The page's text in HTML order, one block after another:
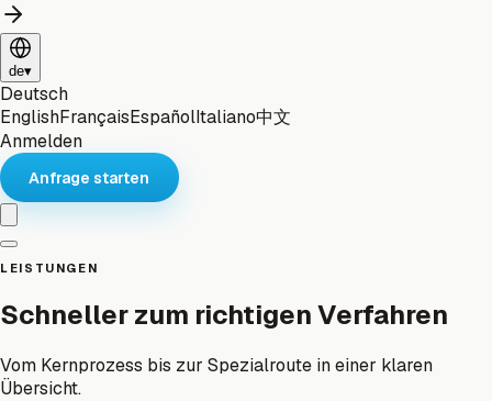
de▾
Deutsch
EnglishFrançaisEspañolItaliano中文
Anmelden
Anfrage starten
LEISTUNGEN
Schneller zum richtigen Verfahren
Vom Kernprozess bis zur Spezialroute in einer klaren
Übersicht.